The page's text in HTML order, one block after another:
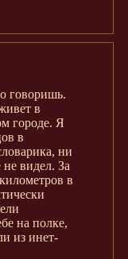
говоришь.
в
городе. Я
в
ни
видел. За
в
на полке,
из инет-